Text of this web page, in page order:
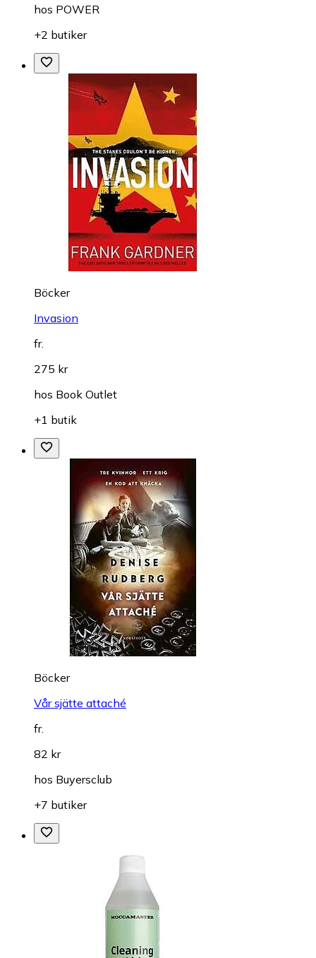
hos POWER
+2 butiker
Böcker
Invasion
fr.
275 kr
hos Book Outlet
+1 butik
Böcker
Vår sjätte attaché
fr.
82 kr
hos Buyersclub
+7 butiker